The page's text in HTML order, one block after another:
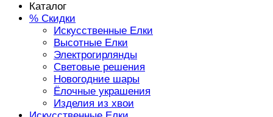
Каталог
% Скидки
Искусственные Елки
Высотные Елки
Электрогирлянды
Световые решения
Новогодние шары
Ёлочные украшения
Изделия из хвои